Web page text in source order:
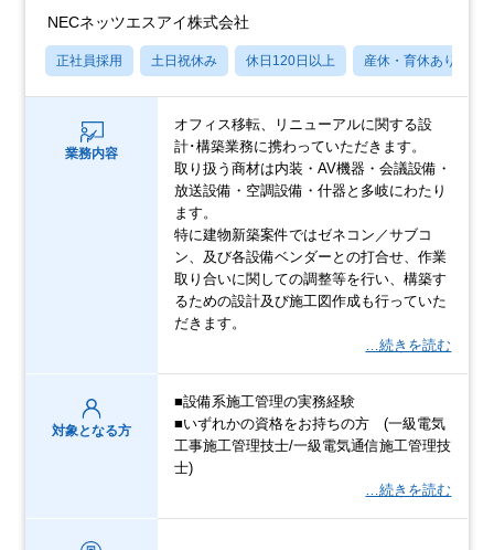
NECネッツエスアイ株式会社
正社員採用 土日祝休み 休日120日以上 産休・育休あり
業務内容
オフィス移転、リニューアルに関する設
計･構築業務に携わっていただきます。
取り扱う商材は内装・AV機器・会議設備・
放送設備・空調設備・什器と多岐にわたり
ます。
特に建物新築案件ではゼネコン／サブコ
ン、及び各設備ベンダーとの打合せ、作業
取り合いに関しての調整等を行い、構築す
るための設計及び施工図作成も行っていた
だきます。
…続きを読む
対象となる方
■設備系施工管理の実務経験
■いずれかの資格をお持ちの方 (一級電気
工事施工管理技士/一級電気通信施工管理技
士)
…続きを読む